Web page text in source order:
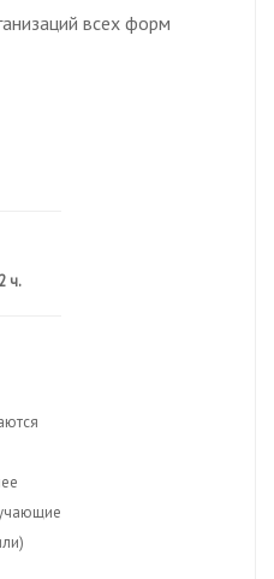
всех форм
ч.